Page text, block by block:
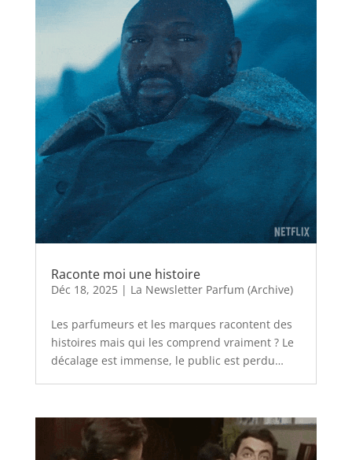
Raconte moi une histoire
Déc 18, 2025| La Newsletter Parfum (Archive)
Les parfumeurs et les marques racontent des
histoires mais qui les comprend vraiment ? Le
décalage est immense, le public est perdu…